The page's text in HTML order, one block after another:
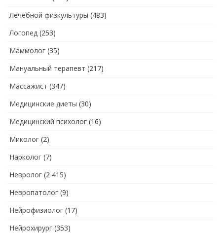
Лечебной физкультуры (483)
Логопед (253)
Маммолог (35)
Мануальный терапевт (217)
Массажист (347)
Медицинские диеты (30)
Медицинский психолог (16)
Миколог (2)
Нарколог (7)
Невролог (2 415)
Невропатолог (9)
Нейрофизиолог (17)
Нейрохирург (353)